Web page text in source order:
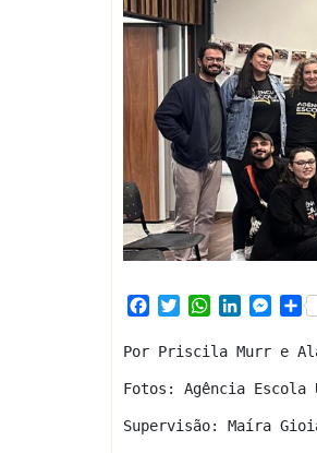
Facebook
TwitterWhatsApp
LinkedIn
Por Priscila Murr e
Fotos: Agência Escola
Supervisão: Maíra